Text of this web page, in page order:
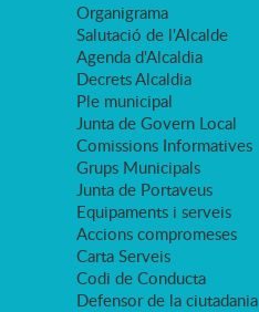
Organigrama
Salutació de l'Alcalde
Agenda d'Alcaldia
Decrets Alcaldia
Ple municipal
Junta de Govern Local
Comissions Informatives
Grups Municipals
Junta de Portaveus
Equipaments i serveis
Accions compromeses
Carta Serveis
Codi de Conducta
Defensor de la ciutadania